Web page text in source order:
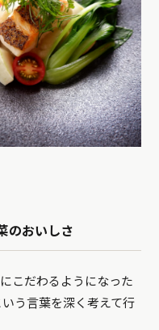
のおいしさ
こだわるようになった
う言葉を深く考えて行